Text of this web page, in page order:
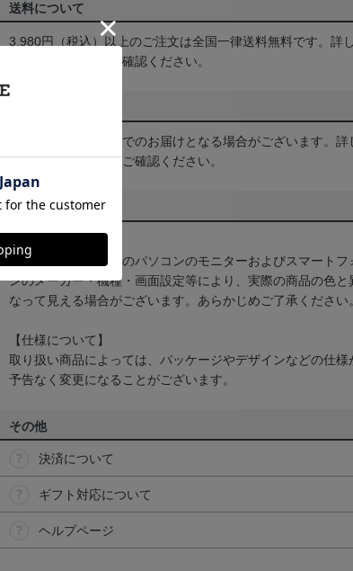
送料について
3,980円（税込）以上のご注文は全国一律送料無料です。詳
をご確認ください。
一部商品はメール便でのお届けとなる場合がございます。詳
くはヘルプページをご確認ください。
商品について
商品画像は、お使いのパソコンのモニターおよびスマートフ
ンのメーカー・機種・画面設定等により、実際の商品の色と
なって見える場合がございます。あらかじめご了承ください。
【仕様について】
取り扱い商品によっては、パッケージやデザインなどの仕様
予告なく変更になることがございます。
その他
決済について
ギフト対応について
ヘルプページ